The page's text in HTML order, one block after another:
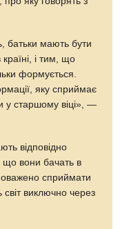
батьки мають бути
і тим, що
формується.
яку сприймає
у старшому віці», —
відповідно
що вони бачать в
сприймати
світ виключно через